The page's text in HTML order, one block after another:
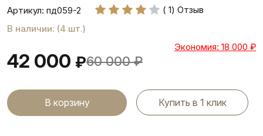
Артикул: пд059-2
( 1) Отзыв
В наличии: (4 шт.)
42 000 ₽60 000 ₽
Экономия: 18 000 ₽
Купить в 1 клик